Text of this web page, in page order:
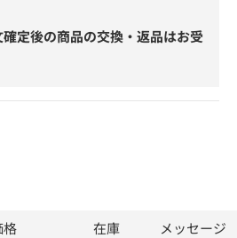
定後の商品の交換・返品はお受
格 在庫 メッセージ